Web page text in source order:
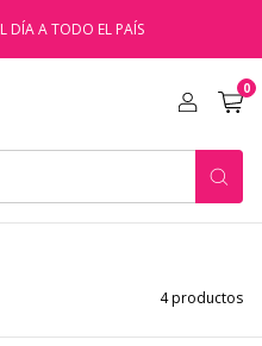
DÍA A TODO EL PAÍS
0
4 productos